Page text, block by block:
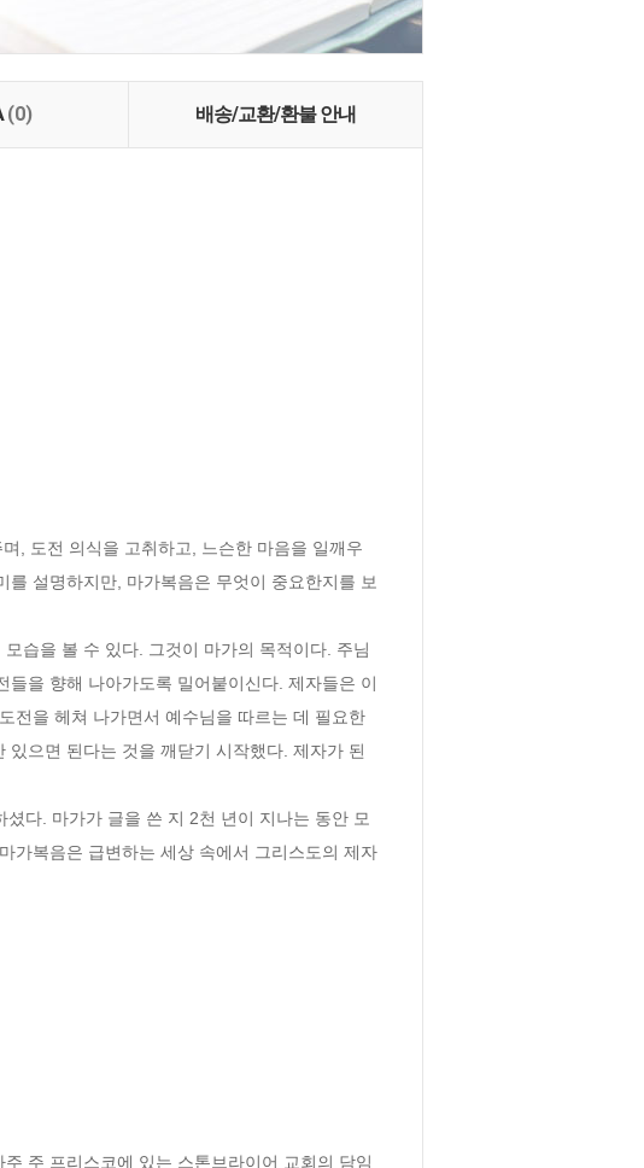
(0) 배송/교환/환불 안내
, 도전 의식을 고취하고, 느슨한 마음을 일깨우
설명하지만, 마가복음은 무엇이 중요한지를 보
습을 볼 수 있다. 그것이 마가의 목적이다. 주님
을 향해 나아가도록 밀어붙이신다. 제자들은 이
전을 헤쳐 나가면서 예수님을 따르는 데 필요한
으면 된다는 것을 깨닫기 시작했다. 제자가 된
다. 마가가 글을 쓴 지 2천 년이 지나는 동안 모
가복음은 급변하는 세상 속에서 그리스도의 제자
주 프리스코에 있는 스톤브라이어 교회의 담임